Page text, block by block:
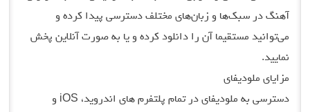
آهنگ در سبک‌ها و زبان‌های مختلف دسترسی پیدا کرده و
می‌توانید مستقیما آن را دانلود کرده و یا به صورت آنلاین پخش
نمایید.
مزایای ملودیفای
دسترسی به ملودیفای در تمام پلتفرم های اندروید، iOS و